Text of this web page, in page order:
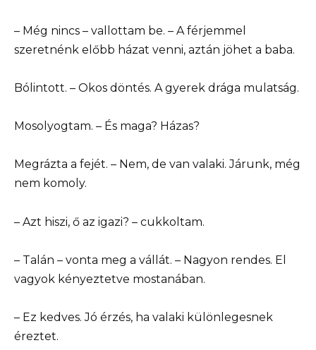
– Még nincs – vallottam be. – A férjemmel
szeretnénk előbb házat venni, aztán jöhet a baba.
Bólintott. – Okos döntés. A gyerek drága mulatság.
Mosolyogtam. – És maga? Házas?
Megrázta a fejét. – Nem, de van valaki. Járunk, még
nem komoly.
– Azt hiszi, ő az igazi? – cukkoltam.
– Talán – vonta meg a vállát. – Nagyon rendes. El
vagyok kényeztetve mostanában.
– Ez kedves. Jó érzés, ha valaki különlegesnek
éreztet.